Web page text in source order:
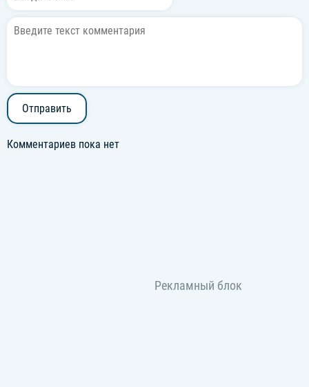
Отправить
Комментариев пока нет